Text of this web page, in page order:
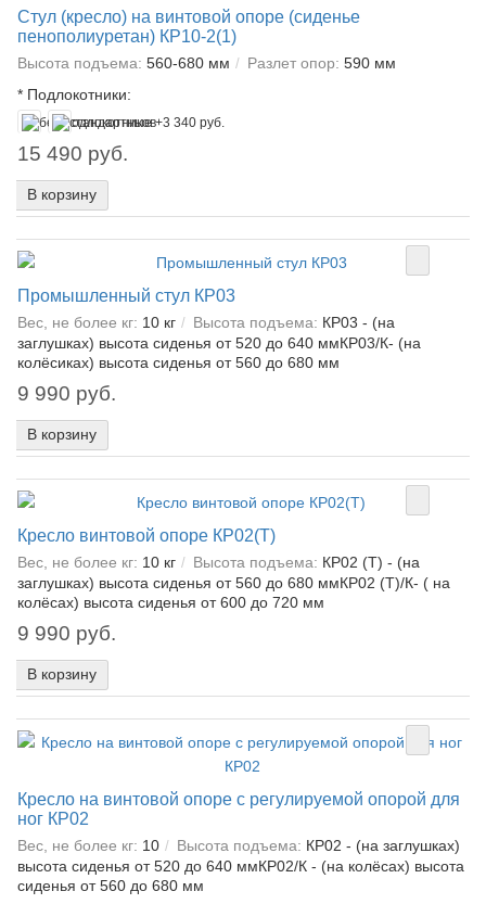
Стул (кресло) на винтовой опоре (сиденье
пенополиуретан) КР10-2(1)
Высота подъема: 560-680 мм Разлет опор: 590 мм
* Подлокотники:
15 490 руб.
В корзину
Промышленный стул КР03
Вес, не более кг: 10 кг Высота подъема: КР03 - (на
заглушках) высота сиденья от 520 до 640 ммКР03/К- (на
колёсиках) высота сиденья от 560 до 680 мм
9 990 руб.
В корзину
Кресло винтовой опоре КР02(Т)
Вес, не более кг: 10 кг Высота подъема: КР02 (Т) - (на
заглушках) высота сиденья от 560 до 680 ммКР02 (Т)/К- ( на
колёсах) высота сиденья от 600 до 720 мм
9 990 руб.
В корзину
Кресло на винтовой опоре с регулируемой опорой для
ног КР02
Вес, не более кг: 10 Высота подъема: КР02 - (на заглушках)
высота сиденья от 520 до 640 ммКР02/К - (на колёсах) высота
сиденья от 560 до 680 мм